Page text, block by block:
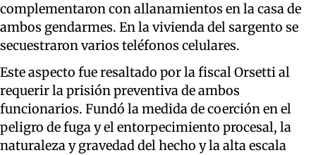
complementaron con allanamientos en la casa de
ambos gendarmes. En la vivienda del sargento se
secuestraron varios teléfonos celulares.
Este aspecto fue resaltado por la fiscal Orsetti al
requerir la prisión preventiva de ambos
funcionarios. Fundó la medida de coerción en el
peligro de fuga y el entorpecimiento procesal, la
naturaleza y gravedad del hecho y la alta escala